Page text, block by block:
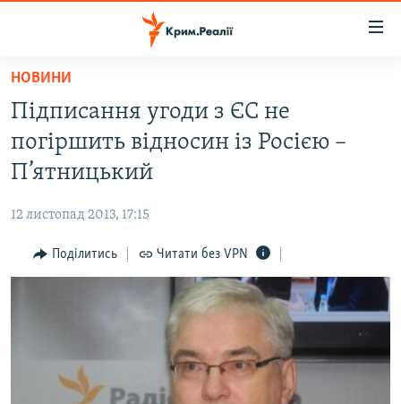
Перейти
основного
матеріалу
Перейти
до
основної
Перейти
до
ВОДА.КРИМ
ВІДЕО ТА ФОТО
БЛОГИ
ПОГЛЯД
ДЕПОРТАЦІЯ
ЯК ОБІЙТИ БЛОКУВАННЯ
НОВИНИ
Підписання угоди з ЄС не
погіршить відносин із Росією –
П’ятницький
12 листопад 2013, 17:15
Поділитись Читати без VPN